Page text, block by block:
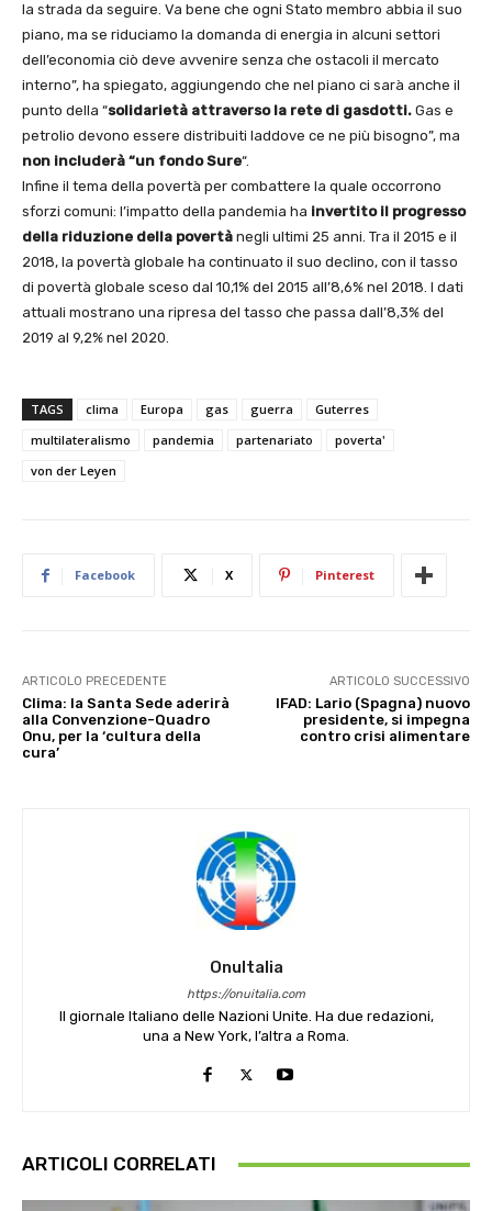
la strada da seguire. Va bene che ogni Stato membro abbia il suo
piano, ma se riduciamo la domanda di energia in alcuni settori
dell’economia ciò deve avvenire senza che ostacoli il mercato
interno”, ha spiegato, aggiungendo che nel piano ci sarà anche il
punto della “solidarietà attraverso la rete di gasdotti. Gas e
petrolio devono essere distribuiti laddove ce ne più bisogno”, ma
non includerà “un fondo Sure“.
Infine il tema della povertà per combattere la quale occorrono
sforzi comuni: l’impatto della pandemia ha invertito il progresso
della riduzione della povertà negli ultimi 25 anni. Tra il 2015 e il
2018, la povertà globale ha continuato il suo declino, con il tasso
di povertà globale sceso dal 10,1% del 2015 all’8,6% nel 2018. I dati
attuali mostrano una ripresa del tasso che passa dall’8,3% del
2019 al 9,2% nel 2020.
TAGS clima Europa gas guerra
Guterres
multilateralismo
pandemia partenariato
poverta'
von der Leyen
Facebook X Pinterest
ARTICOLO PRECEDENTE
Clima: la Santa Sede aderirà
alla Convenzione-Quadro
Onu, per la ‘cultura della
cura’
ARTICOLO SUCCESSIVO
IFAD: Lario (Spagna) nuovo
presidente, si impegna
contro crisi alimentare
OnuItalia
https://onuitalia.com
Il giornale Italiano delle Nazioni Unite. Ha due redazioni,
una a New York, l’altra a Roma.
ARTICOLI CORRELATI